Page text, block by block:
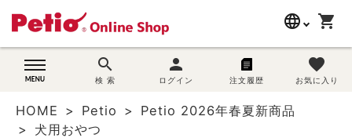
language
wovn-lang-name
shopping_cart
search
検 索
person
ログイン 注文履歴
favorite
お気に入り
search
猫用品
HOME Petio
Petio 2026年春夏新商品
犬用おやつ